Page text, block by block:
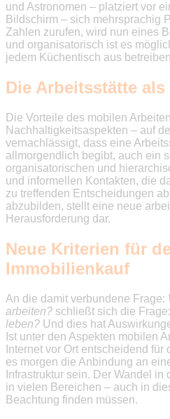
und Astronomen – platziert vor
Bildschirm – sich mehrsprachig
Zahlen zurufen, wird nun eines
und organisatorisch ist es
jedem Küchentisch aus
Die Arbeitsstätte
Die Vorteile des mobilen
Nachhaltigkeitsaspekten – auf
vernachlässigt, dass eine
allmorgendlich begibt, auch ein
organisatorischen und
und informellen Kontakten, die
zu treffenden Entscheidungen
abzubilden, stellt eine neue
Herausforderung dar.
Neue Kriterien für
Immobilienkauf
An die damit verbundene Frage:
arbeiten? schließt sich die Frage:
leben? Und dies hat
Ist unter den Aspekten mobilen
Internet vor Ort entscheidend
es morgen die Anbindung an
Infrastruktur sein. Der Wandel
in vielen Bereichen – auch in
Beachtung finden müssen.